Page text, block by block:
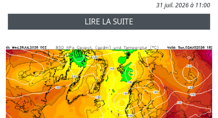
31 juil. 2026 à 11:00
LIRE LA SUITE